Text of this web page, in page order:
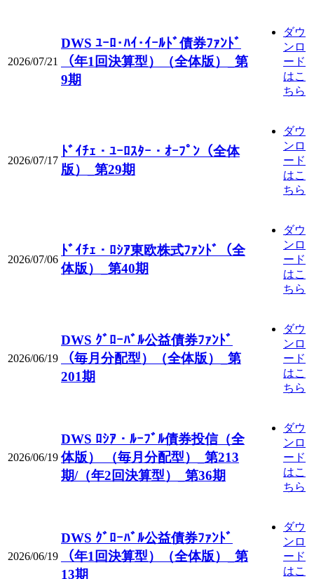
2026/07/21
DWS ﾕｰﾛ･ﾊｲ･ｲｰﾙﾄﾞ債券ﾌｧﾝﾄﾞ
（年1回決算型）（全体版）_第
9期
ダウ
ンロ
ード
はこ
ちら
2026/07/17
ﾄﾞｲﾁｪ・ﾕｰﾛｽﾀｰ・ｵｰﾌﾟﾝ（全体
版）_第29期
ダウ
ンロ
ード
はこ
ちら
2026/07/06
ﾄﾞｲﾁｪ・ﾛｼｱ東欧株式ﾌｧﾝﾄﾞ（全
体版）_第40期
ダウ
ンロ
ード
はこ
ちら
2026/06/19
DWS ｸﾞﾛｰﾊﾞﾙ公益債券ﾌｧﾝﾄﾞ
（毎月分配型）（全体版）_第
201期
ダウ
ンロ
ード
はこ
ちら
2026/06/19
DWS ﾛｼｱ・ﾙｰﾌﾞﾙ債券投信（全
体版） （毎月分配型）_第213
期/（年2回決算型）_第36期
ダウ
ンロ
ード
はこ
ちら
2026/06/19
DWS ｸﾞﾛｰﾊﾞﾙ公益債券ﾌｧﾝﾄﾞ
（年1回決算型）（全体版）_第
13期
ダウ
ンロ
ード
はこ